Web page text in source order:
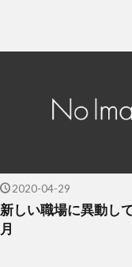
2020-04-29
新しい職場に異動し
月